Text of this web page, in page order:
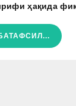
ҳақида